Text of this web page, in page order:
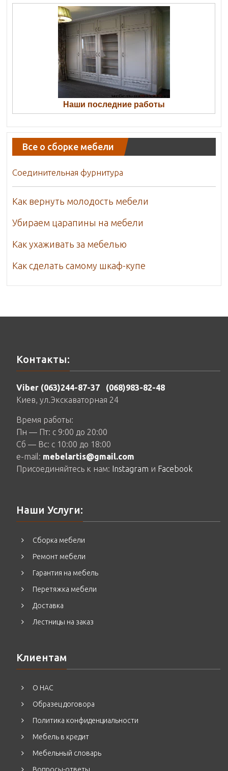
Наши последние работы
Все о сборке мебели
Соединительная фурнитура
Как вернуть молодость мебели
Убираем царапины на мебели
Как ухаживать за мебелью
Как сделать самому шкаф-купе
Контакты:
Viber (063)244-87-37
(068)983-82-48
Киев, ул.Экскаваторная 24
Время работы:
Пн — Пт: c 9:00 до 20:00
Сб — Вс: c 10:00 до 18:00
e-mail: mebelartis@gmail.com
Присоединяйтесь к нам: Instagram и Facebook
Наши Услуги:
Сборка мебели
Ремонт мебели
Гарантия на мебель
Перетяжка мебели
Доставка
Лестницы на заказ
Клиентам
О НАС
Образец договора
Политика конфиденциальности
Мебель в кредит
Мебельный словарь